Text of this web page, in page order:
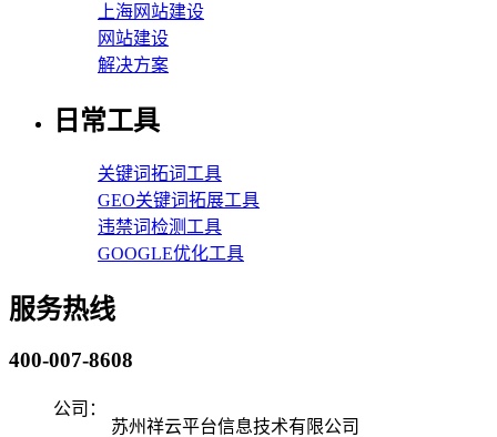
上海网站建设
网站建设
解决方案
日常工具
关键词拓词工具
GEO关键词拓展工具
违禁词检测工具
GOOGLE优化工具
服务热线
400-007-8608
公司：
苏州祥云平台信息技术有限公司